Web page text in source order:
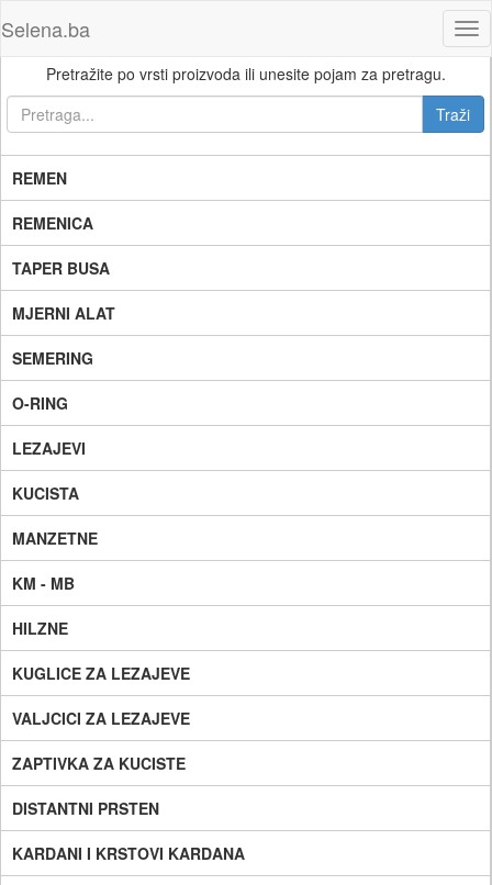
Selena.ba
Pretražite po vrsti proizvoda ili unesite pojam za pretragu.
REMEN
REMENICA
TAPER BUSA
MJERNI ALAT
SEMERING
O-RING
LEZAJEVI
KUCISTA
MANZETNE
KM - MB
HILZNE
KUGLICE ZA LEZAJEVE
VALJCICI ZA LEZAJEVE
ZAPTIVKA ZA KUCISTE
DISTANTNI PRSTEN
KARDANI I KRSTOVI KARDANA